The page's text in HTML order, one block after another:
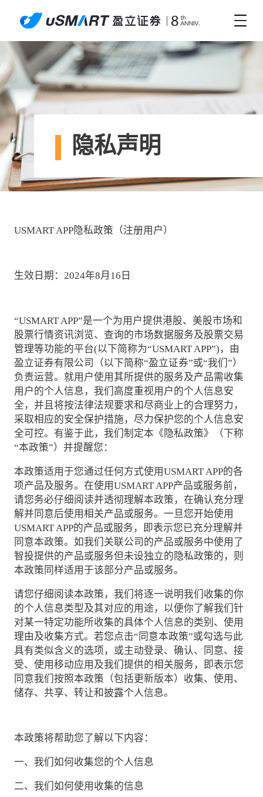
隐私声明
USMART APP隐私政策（注册用户）
生效日期：2024年8月16日
“USMART APP”是一个为用户提供港股、美股市场和
股票行情资讯浏览、查询的市场数据服务及股票交易
管理等功能的平台(以下简称为“USMART APP”)，由
盈立证券有限公司（以下简称“盈立证券”或“我们”）
负责运营。就用户使用其所提供的服务及产品需收集
用户的个人信息，我们高度重视用户的个人信息安
全，并且将按法律法规要求和尽商业上的合理努力，
采取相应的安全保护措施，尽力保护您的个人信息安
全可控。有鉴于此，我们制定本《隐私政策》（下称
“本政策”）并提醒您：
本政策适用于您通过任何方式使用USMART APP的各
项产品及服务。在使用USMART APP产品或服务前，
请您务必仔细阅读并透彻理解本政策，在确认充分理
解并同意后使用相关产品或服务。一旦您开始使用
USMART APP的产品或服务，即表示您已充分理解并
同意本政策。如我们关联公司的产品或服务中使用了
智投提供的产品或服务但未设独立的隐私政策的，则
本政策同样适用于该部分产品或服务。
请您仔细阅读本政策，我们将逐一说明我们收集的你
的个人信息类型及其对应的用途，以便你了解我们针
对某一特定功能所收集的具体个人信息的类别、使用
理由及收集方式。若您点击“同意本政策”或勾选与此
具有类似含义的选项，或主动登录、确认、同意、接
受、使用移动应用及我们提供的相关服务，即表示您
同意我们按照本政策（包括更新版本）收集、使用、
储存、共享、转让和披露个人信息。
本政策将帮助您了解以下内容：
一、我们如何收集您的个人信息
二、我们如何使用收集的信息